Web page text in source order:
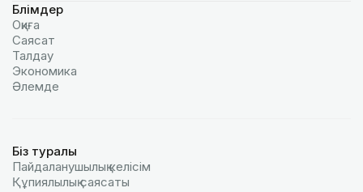
Бөлімдер
Оқиға
Саясат
Талдау
Экономика
Әлемде
Біз туралы
Пайдаланушылық келiciм
Құпиялылық саясаты